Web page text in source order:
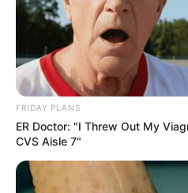
FRIDAY PLANS
ER Doctor: "I Threw Out My
CVS Aisle 7"